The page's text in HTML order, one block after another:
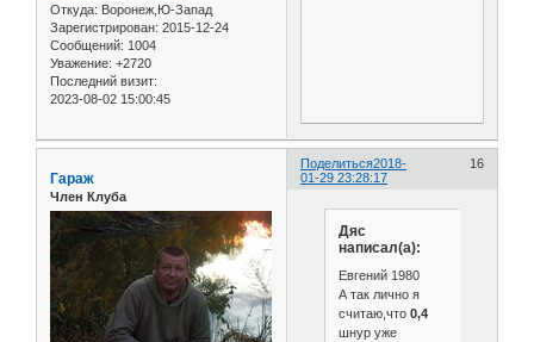
Откуда: Воронеж,Ю-Запад
Зарегистрирован: 2015-12-24
Сообщений: 1004
Уважение: +2720
Последний визит:
2023-08-02 15:00:45
Поделиться 16
2018-
01-29 23:28:17
Гараж
Член Клуба
Дяс
написал(а):
Евгений 1980
А так лично я
считаю,что0,4
шнур уже